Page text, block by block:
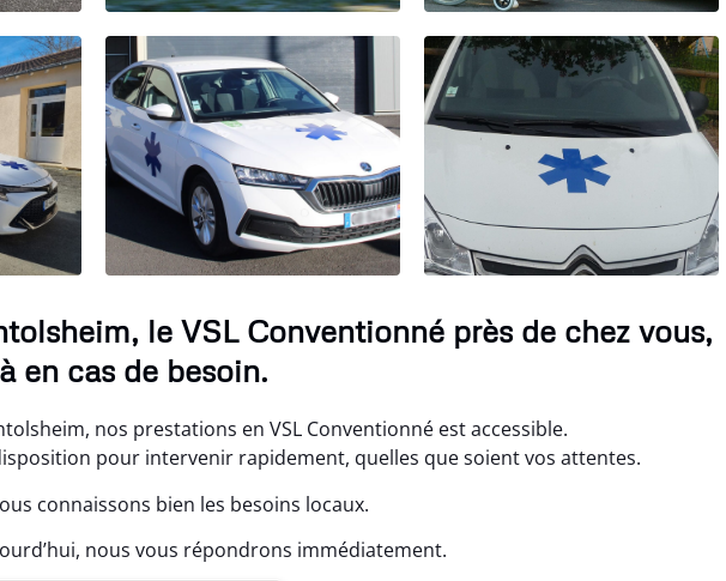
le VSL Conventionné près de chez vous,
en cas de besoin.
nos prestations en VSL Conventionné est accessible.
pour intervenir rapidement, quelles que soient vos attentes.
connaissons bien les besoins locaux.
nous vous répondrons immédiatement.